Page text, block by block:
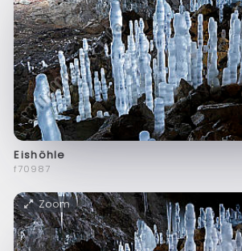
Eishöhle
f70987
Zoom